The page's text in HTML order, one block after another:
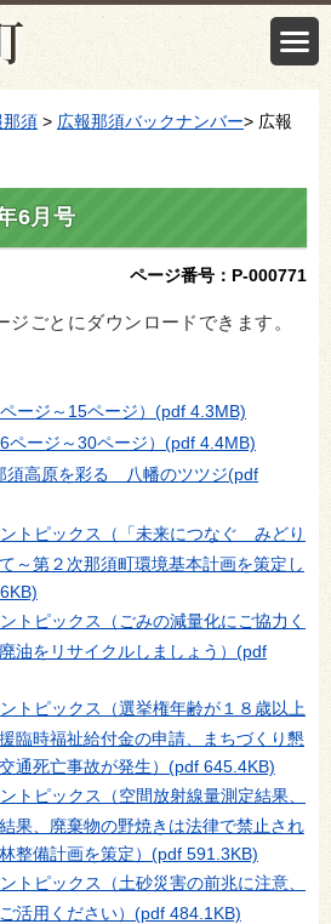
那須 > 広報那須バックナンバー> 広報
6月号
ページ番号：P-000771
ジごとにダウンロードできます。
ージ～15ページ） (pdf 4.3MB)
ページ～30ページ） (pdf 4.4MB)
須高原を彩る 八幡のツツジ(pdf
トピックス（「未来につなぐ みどり
～第２次那須町環境基本計画を策定し
トピックス（ごみの減量化にご協力く
油をリサイクルしましょう） (pdf
トピックス（選挙権年齢が１８歳以上
臨時福祉給付金の申請、まちづくり懇
通死亡事故が発生） (pdf 645.4KB)
トピックス（空間放射線量測定結果、
果、廃棄物の野焼きは法律で禁止され
整備計画を策定） (pdf 591.3KB)
トピックス（土砂災害の前兆に注意、
活用ください） (pdf 484.1KB)